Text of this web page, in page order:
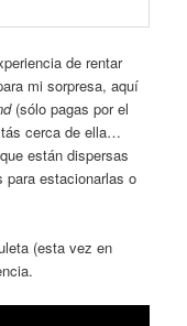
de rentar
mi sorpresa, aquí
(sólo pagas por el
cerca de ella…
están dispersas
estacionarlas o
(esta vez en